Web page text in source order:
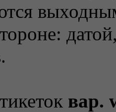
вар.